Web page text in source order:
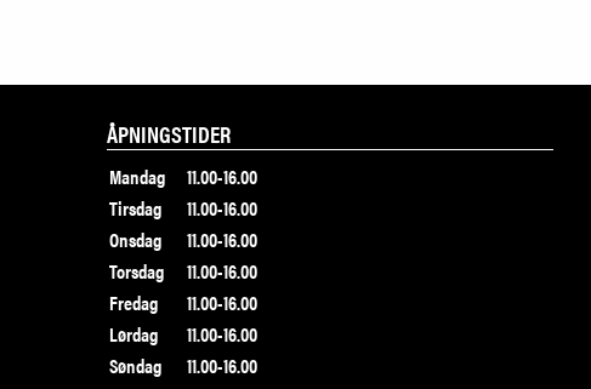
ÅPNINGSTIDER
Mandag
11.00-16.00
Tirsdag
11.00-16.00
Onsdag
11.00-16.00
Torsdag
11.00-16.00
Fredag
11.00-16.00
Lørdag
11.00-16.00
Søndag
11.00-16.00